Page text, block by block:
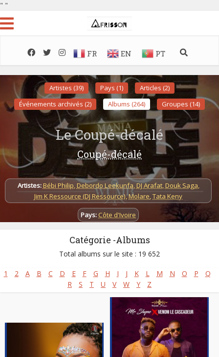
" "
FR EN PT
Artistes (39) Pays (1)
Articles (2)
Événements archivés (2)
Albums (264) Groupes (14)
Le Coupé-décalé
Coupé-décalé
Artistes:Bébi Philip,Debordo Leekunfa,DJ Arafat,Douk Saga,
Jim K Ressource (DJ Ressource),Molare,Tata Keny
Pays: Côte d'Ivoire
Catégorie -Albums
Total albums sur le site : 19 652
1 2 A B C D E F G H I J K L M N O P
Q
R
S T U V W Y Z